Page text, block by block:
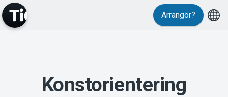
MyTickster
Arrangör?
Konstorientering